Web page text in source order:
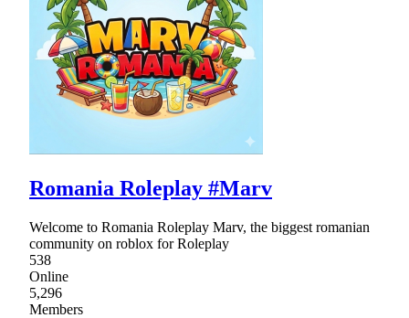
Romania Roleplay #Marv
Welcome to Romania Roleplay Marv, the biggest romanian
community on roblox for Roleplay
538
Online
5,296
Members